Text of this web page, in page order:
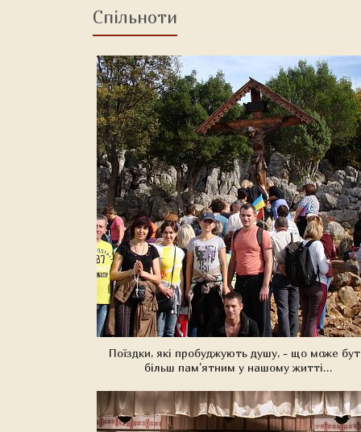
Спільноти
Поїздки, які пробуджують душу, - що може
більш пам'ятним у нашому житті…